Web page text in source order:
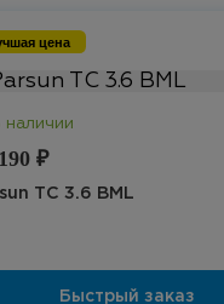
цена
₽
TС 3.6 BML